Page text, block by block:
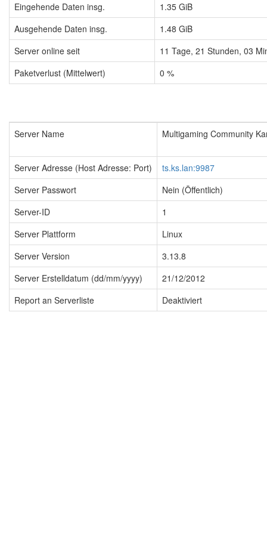
Eingehende Daten insg.
1.35 GiB
Ausgehende Daten insg.
1.48 GiB
Server online seit
11 Tage, 21 Stunden, 03
Paketverlust (Mittelwert)
0 %
Server Name Multigaming Community
Server Adresse (Host Adresse: Port)
ts.ks.lan:9987
Server Passwort
Nein (Öffentlich)
Server-ID
1
Server Plattform
Linux
Server Version
3.13.8
Server Erstelldatum (dd/mm/yyyy)
21/12/2012
Report an Serverliste
Deaktiviert